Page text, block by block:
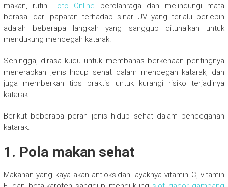
makan, rutin Toto Online berolahraga dan melindungi mata
berasal dari paparan terhadap sinar UV yang terlalu berlebih
adalah beberapa langkah yang sanggup ditunaikan untuk
mendukung mencegah katarak.
Sehingga, dirasa kudu untuk membahas berkenaan pentingnya
menerapkan jenis hidup sehat dalam mencegah katarak, dan
juga memberkan tips praktis untuk kurangi risiko terjadinya
katarak.
Berikut beberapa peran jenis hidup sehat dalam pencegahan
katarak:
1. Pola makan sehat
Makanan yang kaya akan antioksidan layaknya vitamin C, vitamin